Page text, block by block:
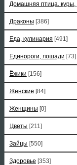
Домашняя птица, куры,
Драконы [386]
Еда, кулинария [491]
Единороги, лошади [73]
Ёжики [156]
Женские [84]
Женщины [0]
Цветы [211]
Зайцы [550]
Здоровье [353]